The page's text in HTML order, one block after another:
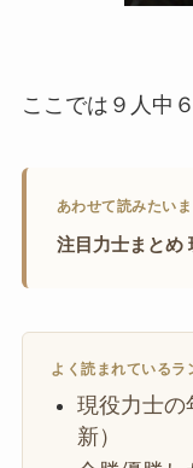
ここでは９人中
あわせて読みたい
注目力士まとめ
よく読まれているラ
現役力士の
新）